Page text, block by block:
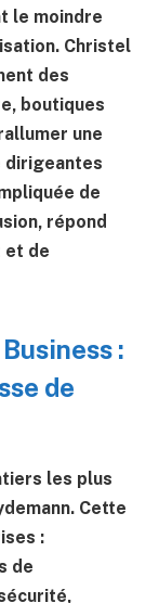
le moindre
Christel
des
boutiques
une
dirigeantes
de
répond
et de
:
de
les plus
Cette
:
de